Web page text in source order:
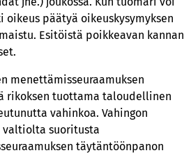
päätyä oikeuskysymyksen
Esitöistä poikkeavan kannan
menettämisseuraamuksen
rikoksen tuottama taloudellinen
vahinkoa. Vahingon
valtiolta suoritusta
täytäntöönpanon